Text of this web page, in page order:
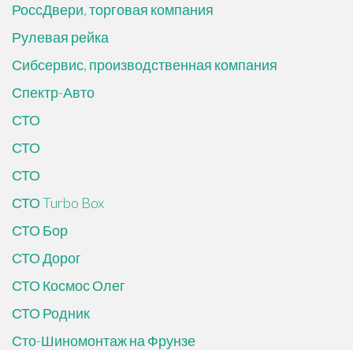
РоссДвери, торговая компания
Рулевая рейка
Сибсервис, производственная компания
Спектр-Авто
СТО
СТО
СТО
СТО Turbo Box
СТО Бор
СТО Дорог
СТО Космос Олег
СТО Родник
Сто-Шиномонтаж на Фрунзе